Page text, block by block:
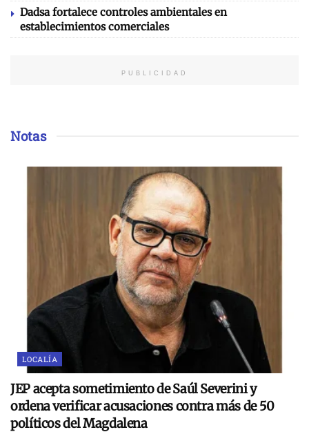
Dadsa fortalece controles ambientales en
establecimientos comerciales
PUBLICIDAD
Notas
LOCALÍA
JEP acepta sometimiento de Saúl Severini y
ordena verificar acusaciones contra más de 50
políticos del Magdalena